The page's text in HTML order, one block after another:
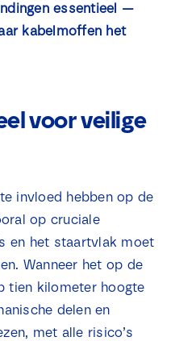
essentieel —
kabelmoffen het
voor veilige
invloed hebben op de
op cruciale
en het staartvlak moet
Wanneer het op de
tien kilometer hoogte
delen en
met alle risico’s